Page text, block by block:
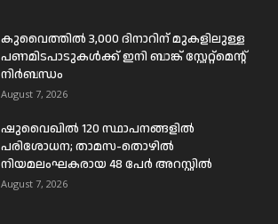
കുവൈത്തിൽ 3,000 ദിനാറിന് മുകളിലുള്ള
പണമിടപാടുകൾക്ക് ഇനി ബാങ്ക് സ്റ്റേറ്റ്മെന്റ്
നിർബന്ധം
August 7, 2026
ഷുവൈഖിൽ 120 സ്ഥാപനങ്ങളിൽ
പരിശോധന; താമസ-തൊഴിൽ
നിയമലംഘകരായ 48 പേർ അറസ്റ്റിൽ
August 7, 2026